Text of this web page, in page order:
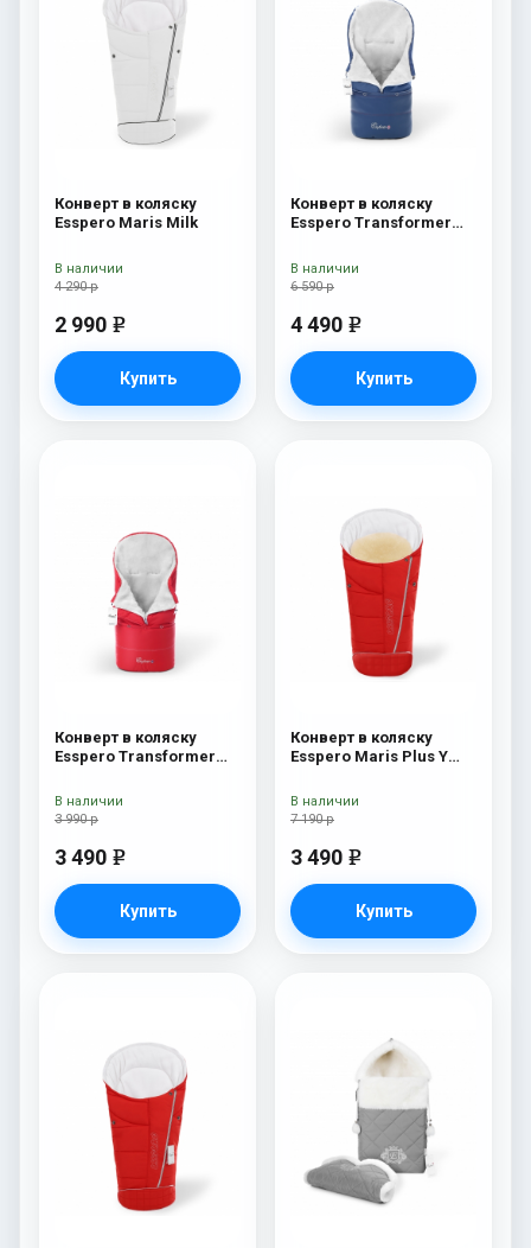
Конверт в коляску
Esspero Maris Milk
4 290 р
2 990 e
Купить
В наличии
Конверт в коляску
Esspero Transformer
100% шерсть) Navy
6 590 р
4 490 e
Купить
В наличии
Конверт в коляску
Esspero Transformer
100% шерсть) Red
3 990 р
3 490 e
Купить
В наличии
Конверт в коляску
Esspero Maris Plus Y
мех) Red
7 190 р
3 490 e
Купить
В наличии